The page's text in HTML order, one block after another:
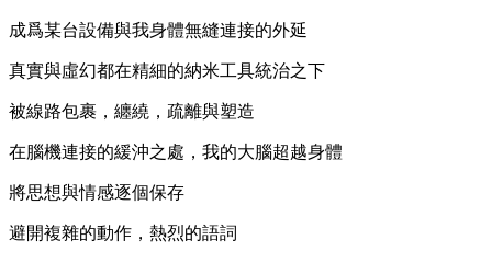
成爲某台設備與我身體無縫連接的外延
真實與虛幻都在精細的納米工具統治之下
被線路包裹，纏繞，疏離與塑造
在腦機連接的緩沖之處，我的大腦超越身體
將思想與情感逐個保存
避開複雜的動作，熱烈的語詞